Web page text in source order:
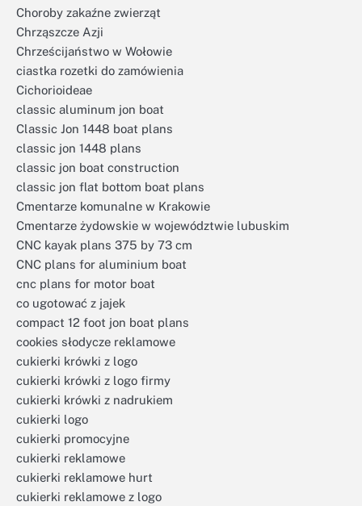
Choroby zakaźne zwierząt
Chrząszcze Azji
Chrześcijaństwo w Wołowie
ciastka rozetki do zamówienia
Cichorioideae
classic aluminum jon boat
Classic Jon 1448 boat plans
classic jon 1448 plans
classic jon boat construction
classic jon flat bottom boat plans
Cmentarze komunalne w Krakowie
Cmentarze żydowskie w województwie lubuskim
CNC kayak plans 375 by 73 cm
CNC plans for aluminium boat
cnc plans for motor boat
co ugotować z jajek
compact 12 foot jon boat plans
cookies słodycze reklamowe
cukierki krówki z logo
cukierki krówki z logo firmy
cukierki krówki z nadrukiem
cukierki logo
cukierki promocyjne
cukierki reklamowe
cukierki reklamowe hurt
cukierki reklamowe z logo